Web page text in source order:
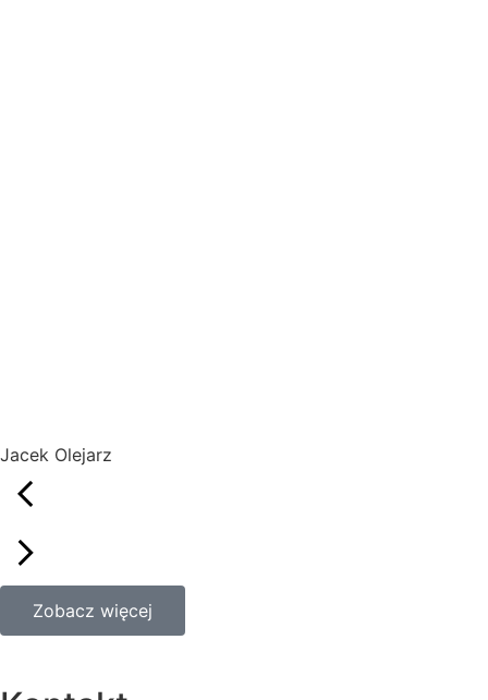
Jacek Olejarz
Zobacz więcej